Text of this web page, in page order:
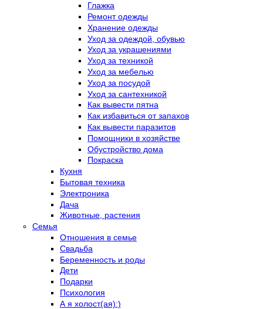
Глажка
Ремонт одежды
Хранение одежды
Уход за одеждой, обувью
Уход за украшениями
Уход за техникой
Уход за мебелью
Уход за посудой
Уход за сантехникой
Как вывести пятна
Как избавиться от запахов
Как вывести паразитов
Помощники в хозяйстве
Обустройство дома
Покраска
Кухня
Бытовая техника
Электроника
Дача
Животные, растения
Семья
Отношения в семье
Свадьба
Беременность и роды
Дети
Подарки
Психология
А я холост(ая):)